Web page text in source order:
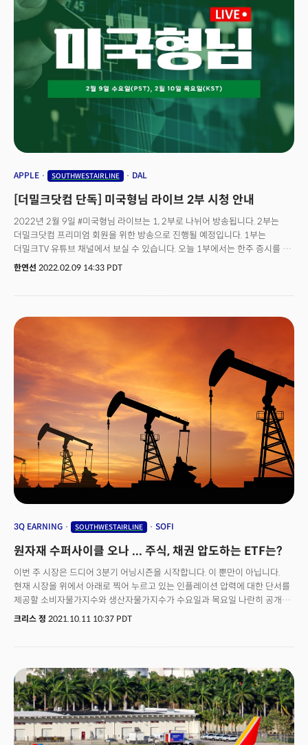
큰 타격을 받았다. 2019년에 비해 코로나 팬데믹 첫해인 2020년에는 국내선
시장 규모가 665억 달러로 추락하였으나 2021년 백신 출시와 규제 완화로
여행과 항공 산업 규모가 일부 회복했다. 하지만 델타(Delta) 변종과 오미크론
(Omicron) 변종 확산으로 항공 산업은 예상과 다르게 완만한 속도로
회복하고 있다. 특히 국제선 시장은 아직 국가간 이동에 대한 각국 정부의
제한과 자가격리 등으로 여전히 완만한 증가를 보이고 있다. 백신 접종률이
높아지고 억눌렸던 여행 수요가 증가하면서 2022년 국내선 시장 규모는
1389억 달러로 팬데믹 전과 비교해서 빠른 회복세를 보이는 중이다.
APPLE SOUTHWESTAIRLINE DAL
[더밀크닷컴 단독] 미국형님 라이브 2부 시청 안내
2022년 2월 9일 #미국형님 라이브는 1, 2부로 나뉘어 방송됩니다. 2부는
더밀크닷컴 프리미엄 회원을 위한 방송으로 진행될 예정입니다. 1부는
더밀크TV 유튜브 채널에서 보실 수 있습니다. 오늘 1부에서는 한주 증시를 큰
틀에서 분석하는 '위클리 스냅샷'에 이어 대형주들이 미 증권 시장을 견인하고
미국에서 본격적인 '탈코로나' 시대를 준비함에 따라 델타와 사우스웨스트 등
'항공주'와 레스토랑 기업 대해 분석합니다. 또 보수적인 포트폴리오 중에서
이와 함께 1월부터 변동성이 높은 시장에서 어떻게 개인투자자들이 위기를
기회로 만들 수 있는지에 대해 노하우도 공개합니다.*아래 링크에서 시청하실
수 있습니다.
한연선 2022.02.09 14:33 PDT
3Q EARNING SOUTHWESTAIRLINE SOFI
원자재 수퍼사이클 오나 ... 주식, 채권 압도하는 ETF는?
이번 주 시장은 드디어 3분기 어닝시즌을 시작합니다. 이 뿐만이 아닙니다.
현재 시장을 위에서 아래로 찍어 누르고 있는 인플레이션 압력에 대한 단서를
제공할 소비자물가지수와 생산자물가지수가 수요일과 목요일 나란히 공개될
예정입니다. 물가가 오르는데 소비가 과연 괜찮을까? 에 대한 답을 제공할
말이 오갔을까에 대한 답이 이번 주에 공개됩니다.
크리스 정 2021.10.11 10:37 PDT